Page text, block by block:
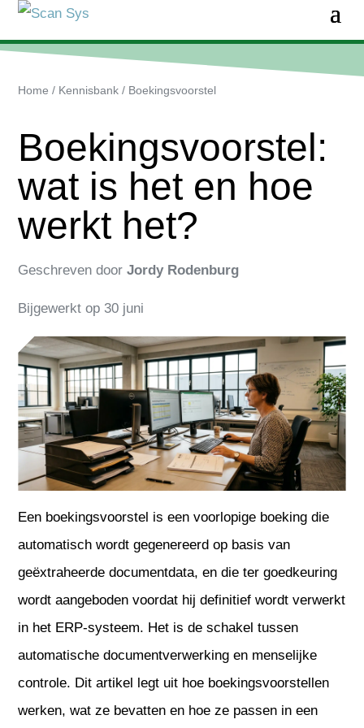
Home / Kennisbank / Boekingsvoorstel
Boekingsvoorstel:
wat is het en hoe
werkt het?
Geschreven doorJordy Rodenburg
Bijgewerkt op 30 juni
Een boekingsvoorstel is een voorlopige boeking die
automatisch wordt gegenereerd op basis van
geëxtraheerde documentdata, en die ter goedkeuring
wordt aangeboden voordat hij definitief wordt verwerkt
in het ERP-systeem. Het is de schakel tussen
automatische documentverwerking en menselijke
controle. Dit artikel legt uit hoe boekingsvoorstellen
werken, wat ze bevatten en hoe ze passen in een